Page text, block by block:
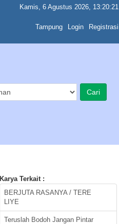
Kamis, 6 Agustus 2026, 13:20:21
Tampung Login Registrasi
Karya Terkait :
BERJUTA RASANYA / TERE
LIYE
Teruslah Bodoh Jangan Pintar